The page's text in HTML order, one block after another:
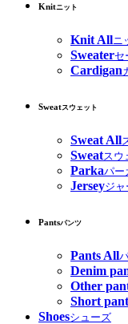
Knitニット
Knit Allニ
Sweaterセ
Cardigan
Sweatスウェット
Sweat All
Sweatスウ
Parkaパー
Jerseyジャ
Pantsパンツ
Pants All
Denim
Other
Short
Shoesシューズ